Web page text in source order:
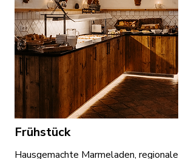
Frühstück
Hausgemachte Marmeladen, regionale